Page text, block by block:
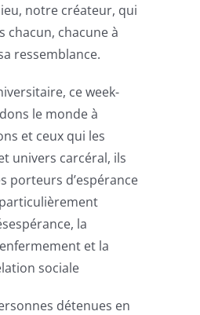
notre créateur, qui
chacun, chacune à
ressemblance.
ce week-
le monde à
et ceux qui les
univers carcéral, ils
porteurs d’espérance
la
et la
sociale
détenues en